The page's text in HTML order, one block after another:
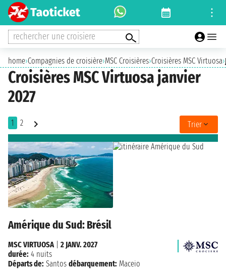
rechercher une croisiere
home›Compagnies de croisière›MSC Croisières›Croisières MSC Virtuosa›
Croisières MSC Virtuosa janvier
2027
1 2 Trier
Amérique du Sud: Brésil
MSC VIRTUOSA
2 JANV. 2027
durée: 4 nuits
Départs de: Santos débarquement: Maceio